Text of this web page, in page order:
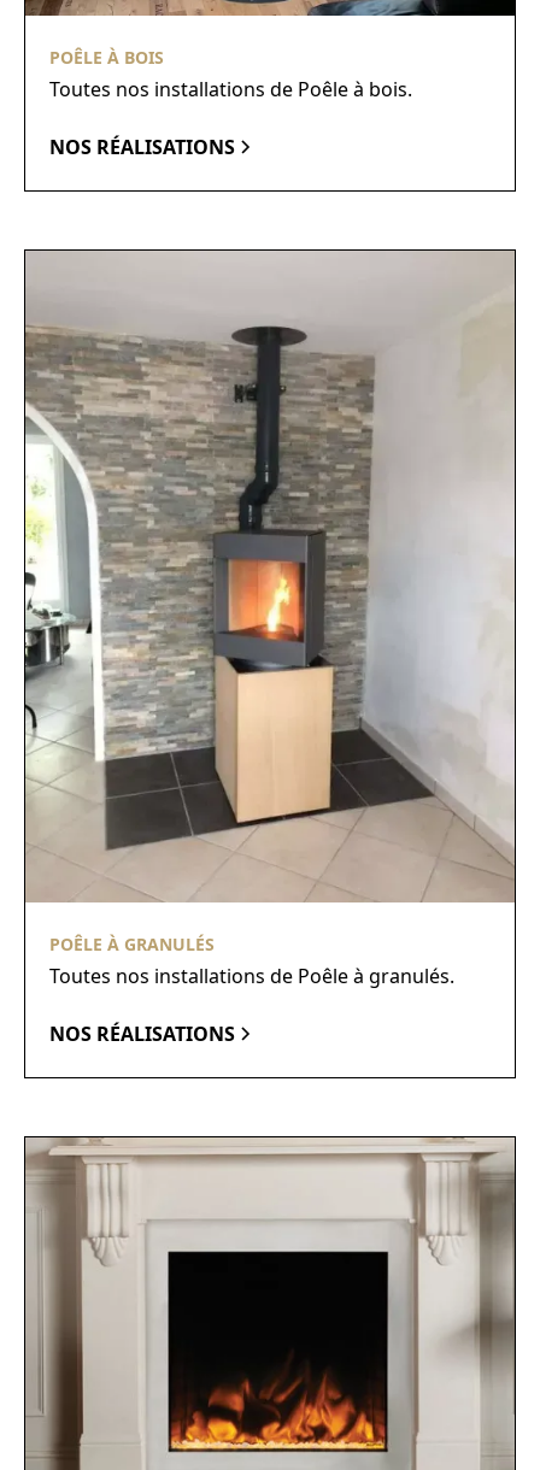
POÊLE À BOIS
Toutes nos installations de Poêle à bois.
NOS RÉALISATIONS
POÊLE À GRANULÉS
Toutes nos installations de Poêle à granulés.
NOS RÉALISATIONS